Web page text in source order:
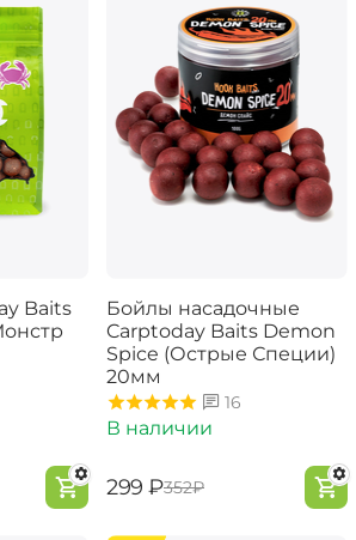
Baits
Бойлы насадочные
Carptoday Baits Demon
Spice (Острые Специи)
20мм
16
В наличии
‍299‍ ₽‍352‍₽